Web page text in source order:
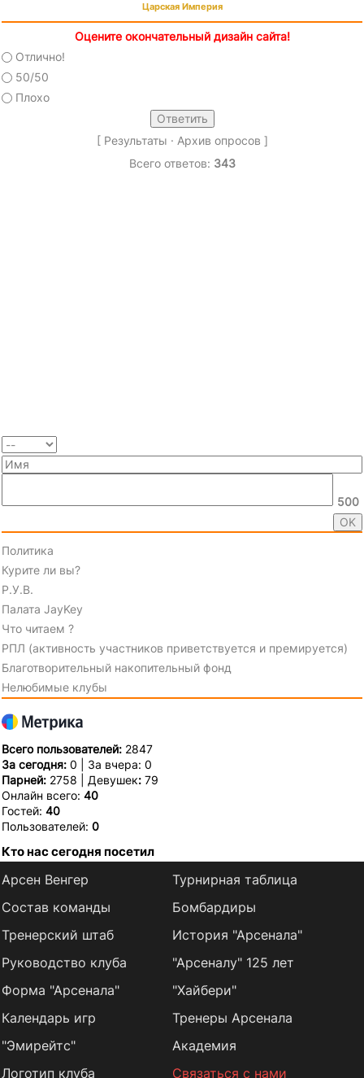
Царская Империя
Оцените окончательный дизайн сайта!
Отлично!
50/50
Плохо
[ Результаты · Архив опросов ]
Всего ответов: 343
500
Политика
Курите ли вы?
Р.У.В.
Палата JayKey
Что читаем ?
РПЛ (активность участников приветствуется и премируется)
Благотворительный накопительный фонд
Нелюбимые клубы
Всего пользователей: 2847
За сегодня: 0 | За вчера: 0
Парней: 2758 | Девушек: 79
Онлайн всего: 40
Гостей: 40
Пользователей: 0
Кто нас сегодня посетил
Арсен Венгер
Состав команды
Тренерский штаб
Руководство клуба
Форма "Арсенала"
Календарь игр
Турнирная таблица
Бомбардиры
История "Арсенала"
"Арсеналу" 125 лет
"Хайбери"
Тренеры Арсенала
"Эмирейтс"
Логотип клуба
Академия
Связаться с нами